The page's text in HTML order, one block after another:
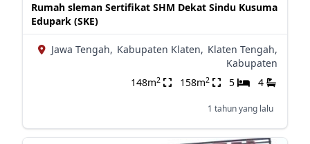
Rumah sleman Sertifikat SHM Dekat Sindu Kusuma
Edupark (SKE)
Jawa Tengah, Kabupaten Klaten, Klaten Tengah,
Kabupaten
148m2 158m2 5 4
1 tahun yang lalu